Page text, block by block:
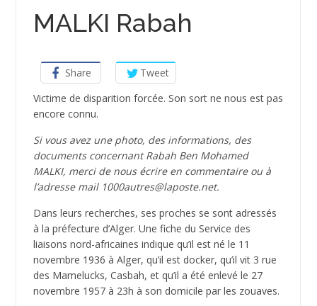
MALKI Rabah
Share
Tweet
Victime de disparition forcée. Son sort ne nous est pas
encore connu.
Si vous avez une photo, des informations, des
documents concernant Rabah Ben Mohamed
MALKI, merci de nous écrire en commentaire ou à
l’adresse mail 1000autres@laposte.net.
Dans leurs recherches, ses proches se sont adressés
à la préfecture d’Alger. Une fiche du Service des
liaisons nord-africaines indique qu’il est né le 11
novembre 1936 à Alger, qu’il est docker, qu’il vit 3 rue
des Mamelucks, Casbah, et qu’il a été enlevé le 27
novembre 1957 à 23h à son domicile par les zouaves.